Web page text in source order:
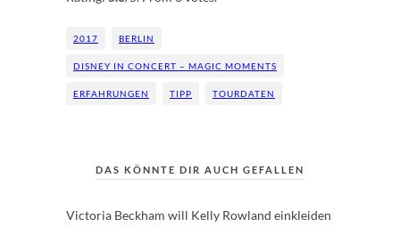
2017 BERLIN
DISNEY IN CONCERT – MAGIC MOMENTS
ERFAHRUNGEN TIPP TOURDATEN
DAS KÖNNTE DIR AUCH GEFALLEN
Victoria Beckham will Kelly Rowland einkleiden